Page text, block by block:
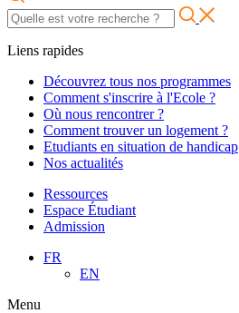
Liens rapides
Découvrez tous nos programmes
Comment s'inscrire à l'Ecole ?
Où nous rencontrer ?
Comment trouver un logement ?
Etudiants en situation de handicap
Nos actualités
Ressources
Espace Étudiant
Admission
FR
EN
Menu